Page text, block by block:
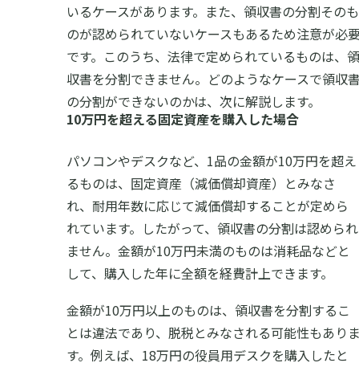
いるケースがあります。また、領収書の分割そのも
のが認められていないケースもあるため注意が必
です。このうち、法律で定められているものは、領
収書を分割できません。どのようなケースで領収
の分割ができないのかは、次に解説します。
10万円を超える固定資産を購入した場合
パソコンやデスクなど、1品の金額が10万円を超え
るものは、固定資産（減価償却資産）とみなさ
れ、耐用年数に応じて減価償却することが定めら
れています。したがって、領収書の分割は認められ
ません。金額が10万円未満のものは消耗品などと
して、購入した年に全額を経費計上できます。
金額が10万円以上のものは、領収書を分割するこ
とは違法であり、脱税とみなされる可能性もあり
す。例えば、18万円の役員用デスクを購入したと